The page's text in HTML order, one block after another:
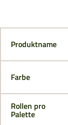
Produktname
Farbe
Rollen pro
Palette